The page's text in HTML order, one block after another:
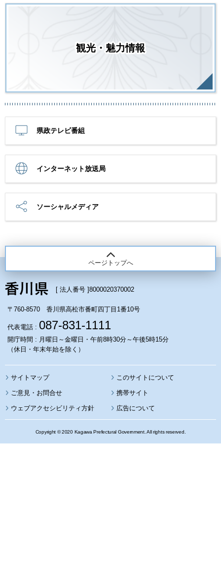
観光・魅力情報
県政テレビ番組
インターネット放送局
ソーシャルメディア
ページトップへ
[ 法人番号 ]8000020370002
〒760-8570 香川県高松市番町四丁目1番10号
代表電話 : 087-831-1111
開庁時間 : 月曜日～金曜日・午前8時30分～午後5時15分
（休日・年末年始を除く）
サイトマップ このサイトについて
携帯サイト
ウェブアクセシビリティ方針 広告について
Copyright © 2020 Kagawa Prefectural Government. All rights reserved.